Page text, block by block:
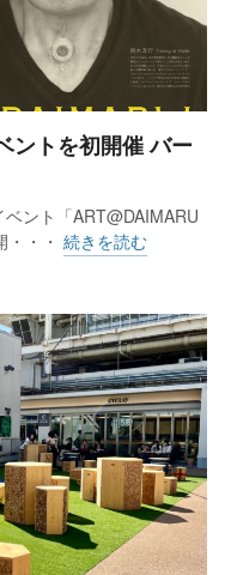
ントを初開催 バー
ント「ART@DAIMARU
・・・ 続きを読む